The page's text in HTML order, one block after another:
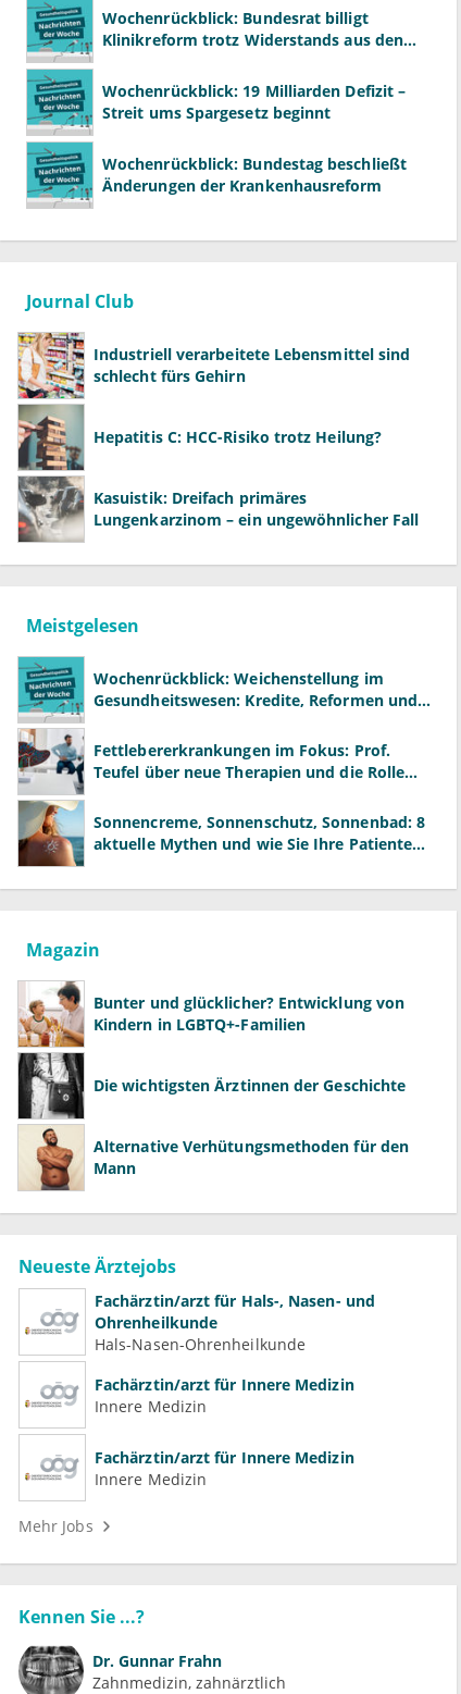
Wochenrückblick: Bundesrat billigt
Klinikreform trotz Widerstands aus den
Wochenrückblick: 19 Milliarden Defizit –
Streit ums Spargesetz beginnt
Wochenrückblick: Bundestag beschließt
Änderungen der Krankenhausreform
Journal Club
Industriell verarbeitete Lebensmittel sind
schlecht fürs Gehirn
Hepatitis C: HCC-Risiko trotz Heilung?
Kasuistik: Dreifach primäres
Lungenkarzinom – ein ungewöhnlicher Fall
Meistgelesen
Wochenrückblick: Weichenstellung im
Gesundheitswesen: Kredite, Reformen und
Fettlebererkrankungen im Fokus: Prof.
Teufel über neue Therapien und die Rolle
Sonnencreme, Sonnenschutz, Sonnenbad: 8
aktuelle Mythen und wie Sie Ihre Patienten
Magazin
Bunter und glücklicher? Entwicklung von
Kindern in LGBTQ+-Familien
Die wichtigsten Ärztinnen der Geschichte
Alternative Verhütungsmethoden für den
Mann
Neueste Ärztejobs
Fachärztin/arzt für Hals-, Nasen- und
Ohrenheilkunde
Hals-Nasen-Ohrenheilkunde
Fachärztin/arzt für Innere Medizin
Innere Medizin
Fachärztin/arzt für Innere Medizin
Innere Medizin
Mehr Jobs
Kennen Sie ...?
Dr. Gunnar Frahn
Zahnmedizin, zahnärztlich